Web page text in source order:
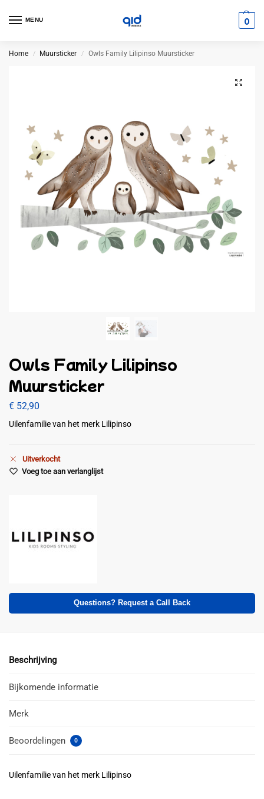
MENU 0
Home / Muursticker / Owls Family Lilipinso Muursticker
Owls Family Lilipinso
Muursticker
€ 52,90
Uilenfamilie van het merk Lilipinso
Uitverkocht
Voeg toe aan verlanglijst
Questions? Request a Call Back
Beschrijving
Bijkomende informatie
Merk
Beoordelingen 0
Uilenfamilie van het merk Lilipinso